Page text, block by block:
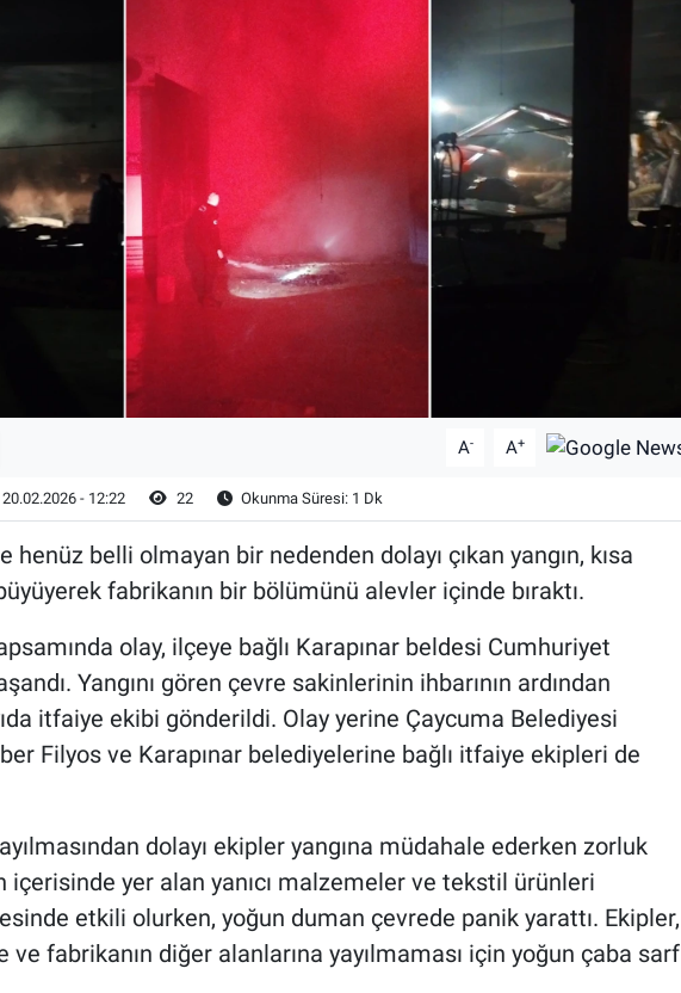
A- A+
20.02.2026 - 12:22 22 Okunma Süresi: 1 Dk
henüz belli olmayan bir nedenden dolayı çıkan yangın, kısa
fabrikanın bir bölümünü alevler içinde bıraktı.
olay, ilçeye bağlı Karapınar beldesi Cumhuriyet
Yangını gören çevre sakinlerinin ihbarının ardından
itfaiye ekibi gönderildi. Olay yerine Çaycuma Belediyesi
Filyos ve Karapınar belediyelerine bağlı itfaiye ekipleri de
dolayı ekipler yangına müdahale ederken zorluk
içerisinde yer alan yanıcı malzemeler ve tekstil ürünleri
etkili olurken, yoğun duman çevrede panik yarattı. Ekipler,
ve fabrikanın diğer alanlarına yayılmaması için yoğun çaba sarf